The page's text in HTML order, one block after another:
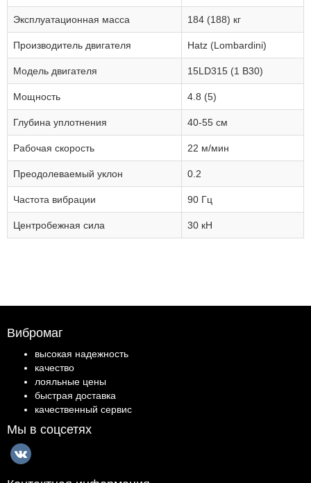
Эксплуатационная масса 184 (188) кг
Производитель двигателя Hatz (Lombardini)
Модель двигателя 15LD315 (1 B30)
Мощность 4.8 (5)
Глубина уплотнения 40-55 см
Рабочая скорость 22 м/мин
Преодолеваемый уклон 0.2
Частота вибрации 90 Гц
Центробежная сила 30 кН
Вибромаг
высокая надежность
качество
лояльные цены
быстрая доставка
качественный сервис
Мы в соцсетях